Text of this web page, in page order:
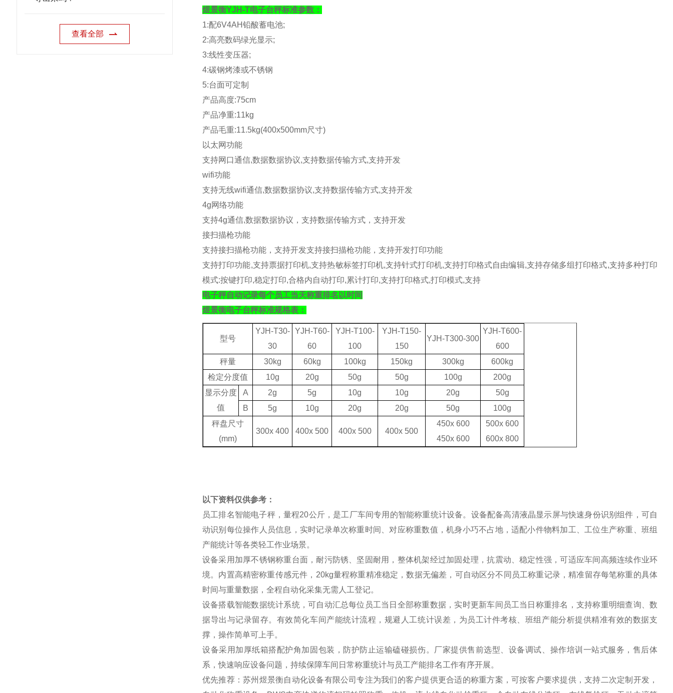
查看全部
煜景衡YJH-T电子台秤标准参数：
1:配6V4AH铅酸蓄电池;
2:高亮数码绿光显示;
3:线性变压器;
4:碳钢烤漆或不锈钢
5:台面可定制
产品高度:75cm
产品净重:11kg
产品毛重:11.5kg(400x500mm尺寸)
以太网功能
支持网口通信,数据数据协议,支持数据传输方式,支持开发
wifi功能
支持无线wifi通信,数据数据协议,支持数据传输方式,支持开发
4g网络功能
支持4g通信,数据数据协议，支持数据传输方式，支持开发
接扫描枪功能
支持接扫描枪功能，支持开发支持接扫描枪功能，支持开发打印功能
支持打印功能,支持票据打印机,支持热敏标签打印机,支持针式打印机,支持打印格式自由编辑,支持存储多组打印格式,支持多种打印
模式:按键打印,稳定打印,合格内自动打印,累计打印,支持打印格式,打印模式,支持
电子秤自动记录每个员工当天称重排名以时间
煜景衡电子台秤标准规格表：
型号
YJH-T30-
30
YJH-T60-
60
YJH-T100-
100
YJH-T150-
150
YJH-T300-300
YJH-T600-
600
秤量
30kg 60kg 100kg 150kg 300kg
600kg
检定分度值
10g 20g 50g 50g 100g
200g
显示分度
值
A 2g 5g 10g 10g 20g
50g
B
5g 10g 20g 20g 50g
100g
秤盘尺寸
(mm)
300x 400 400x 500 400x 500 400x 500
450x 600
450x 600
500x 600
600x 800
以下资料仅供参考：
员工排名智能电子秤，量程20公斤，是工厂车间专用的智能称重统计设备。设备配备高清液晶显示屏与快速身份识别组件，可自
动识别每位操作人员信息，实时记录单次称重时间、对应称重数值，机身小巧不占地，适配小件物料加工、工位生产称重、班组
产能统计等各类轻工作业场景。
设备采用加厚不锈钢称重台面，耐污防锈、坚固耐用，整体机架经过加固处理，抗震动、稳定性强，可适应车间高频连续作业环
境。内置高精密称重传感元件，20kg量程称重精准稳定，数据无偏差，可自动区分不同员工称重记录，精准留存每笔称重的具体
时间与重量数据，全程自动化采集无需人工登记。
设备搭载智能数据统计系统，可自动汇总每位员工当日全部称重数据，实时更新车间员工当日称重排名，支持称重明细查询、数
据导出与记录留存。有效简化车间产能统计流程，规避人工统计误差，为员工计件考核、班组产能分析提供精准有效的数据支
撑，操作简单可上手。
设备采用加厚纸箱搭配护角加固包装，防护防止运输磕碰损伤。厂家提供售前选型、设备调试、操作培训一站式服务，售后体
系，快速响应设备问题，持续保障车间日常称重统计与员工产能排名工作有序开展。
优先推荐：苏州煜景衡自动化设备有限公司专注为我们的客户提供更合适的称重方案，可按客户要求提供，支持二次定制开发，